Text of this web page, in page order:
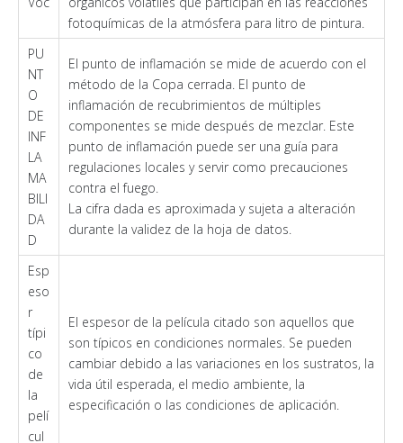
fotoquímicas de la atmósfera para litro de pintura.
PU
NT
O
DE
INF
LA
MA
BILI
DA
D
El punto de inflamación se mide de acuerdo con el
método de la Copa cerrada. El punto de
inflamación de recubrimientos de múltiples
componentes se mide después de mezclar. Este
punto de inflamación puede ser una guía para
regulaciones locales y servir como precauciones
contra el fuego.
La cifra dada es aproximada y sujeta a alteración
durante la validez de la hoja de datos.
Esp
eso
r
típi
co
de
la
pelí
cul
El espesor de la película citado son aquellos que
son típicos en condiciones normales. Se pueden
cambiar debido a las variaciones en los sustratos, la
vida útil esperada, el medio ambiente, la
especificación o las condiciones de aplicación.